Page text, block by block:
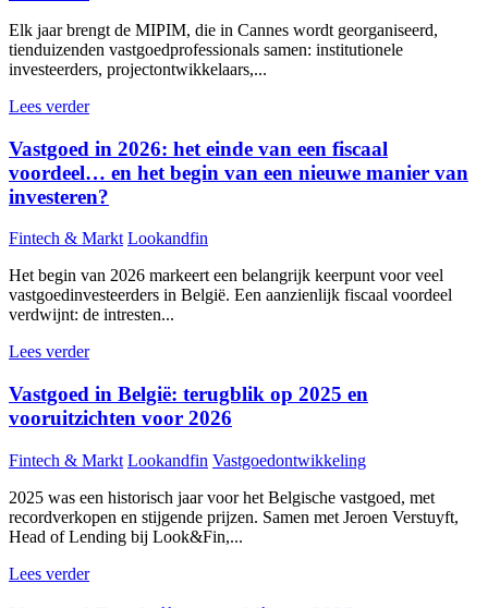
Elk jaar brengt de MIPIM, die in Cannes wordt georganiseerd,
tienduizenden vastgoedprofessionals samen: institutionele
investeerders, projectontwikkelaars,...
Lees verder
Vastgoed in 2026: het einde van een fiscaal
voordeel… en het begin van een nieuwe manier van
investeren?
Fintech & Markt Lookandfin
Het begin van 2026 markeert een belangrijk keerpunt voor veel
vastgoedinvesteerders in België. Een aanzienlijk fiscaal voordeel
verdwijnt: de intresten...
Lees verder
Vastgoed in België: terugblik op 2025 en
vooruitzichten voor 2026
Fintech & Markt Lookandfin Vastgoedontwikkeling
2025 was een historisch jaar voor het Belgische vastgoed, met
recordverkopen en stijgende prijzen. Samen met Jeroen Verstuyft,
Head of Lending bij Look&Fin,...
Lees verder